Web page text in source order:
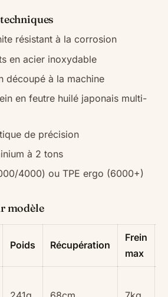
résistant à la corrosion
en acier inoxydable
découpé à la machine
en feutre huilé japonais multi-
de précision
à 2 tons
4000) ou TPE ergo (6000+)
modèle
Poids Récupération
Frein
max